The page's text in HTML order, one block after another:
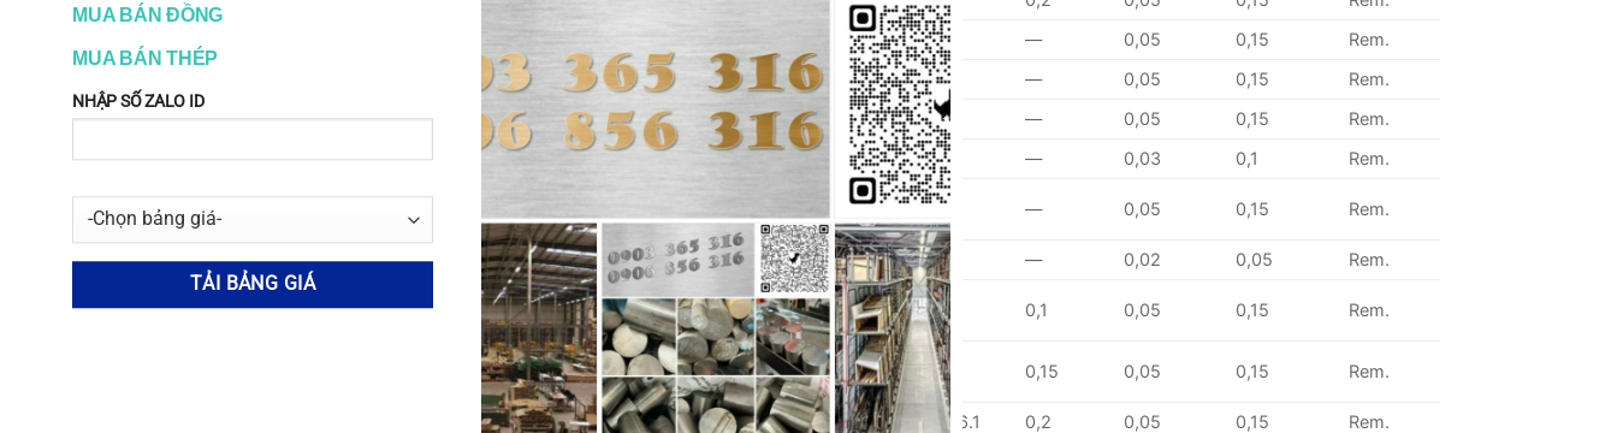
0,2 0,1 0,25 — 0,05 0,15
Rem.
0,2 0,1 1.1-1.8 0,1 0,25 — 0,05 0,15
Rem.
Nhôm 5052
0,25 0,1 2.2-2.8 0.15-0.35 0,1 — 0,05 0,15
Rem.
Nhôm 5252
0,08 2.2-2.8 0,05 — 0,03 0,1 Rem.
Nhôm 5056
0.20
0.05-
0.20
0,1 — 0,05 0,15 Rem.
Nhôm 5657 0,08 0,1 0,03 0.6-1.0 — 0,05 — 0,02 0,05 Rem.
Nhôm 5182 0,2 0,15
0.20-
0.50
4.0-5.0 0,1 0,25 0,1 0,05 0,15 Rem.
0.15-0.40 0,15 0.8-1.2
0.04-
0.35
0,25 0,15 0,05 0,15 Rem.
1.2-2.0 0,3 2.1-2.9 0.18-0.28 5.1-6.1 0,2 0,05 0,15
Rem.
MUA BÁN ĐỒNG
MUA BÁN THÉP
NHẬP SỐ ZALO ID